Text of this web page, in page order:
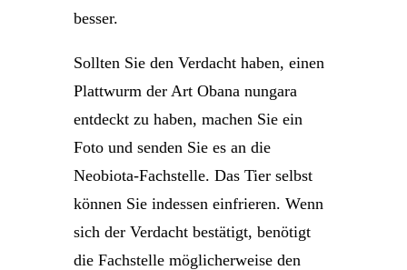
besser.
Sollten Sie den Verdacht haben, einen
Plattwurm der Art Obana nungara
entdeckt zu haben, machen Sie ein
Foto und senden Sie es an die
Neobiota-Fachstelle. Das Tier selbst
können Sie indessen einfrieren. Wenn
sich der Verdacht bestätigt, benötigt
die Fachstelle möglicherweise den